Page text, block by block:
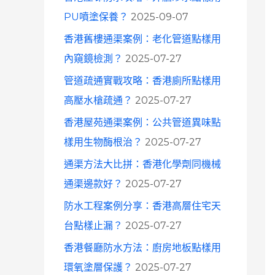
PU噴塗保養？ 2025-09-07
香港舊樓通渠案例：老化管道點樣用
內窺鏡檢測？ 2025-07-27
管道疏通實戰攻略：香港廁所點樣用
高壓水槍疏通？ 2025-07-27
香港屋苑通渠案例：公共管道異味點
樣用生物酶根治？ 2025-07-27
通渠方法大比拼：香港化學劑同機械
通渠邊款好？ 2025-07-27
防水工程案例分享：香港高層住宅天
台點樣止漏？ 2025-07-27
香港餐廳防水方法：廚房地板點樣用
環氧塗層保護？ 2025-07-27